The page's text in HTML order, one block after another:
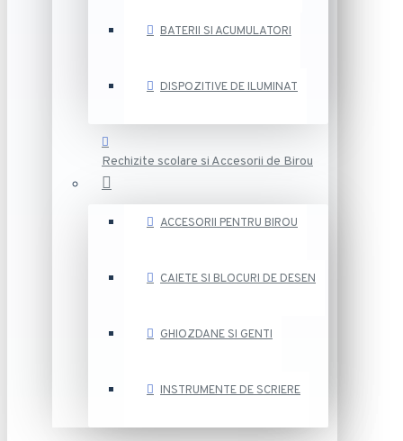
BATERII SI ACUMULATORI
DISPOZITIVE DE ILUMINAT
Rechizite scolare si Accesorii de Birou
ACCESORII PENTRU BIROU
CAIETE SI BLOCURI DE DESEN
GHIOZDANE SI GENTI
INSTRUMENTE DE SCRIERE